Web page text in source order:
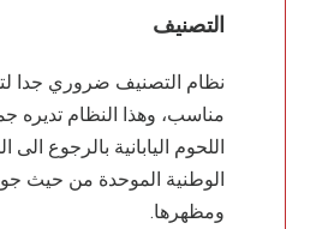
التصنيف
نظام التصنيف ضروري جدا
مناسب، وهذا النظام تديره
اللحوم اليابانية بالرجوع الى
الوطنية الموحدة من حيث
ومظهرها.